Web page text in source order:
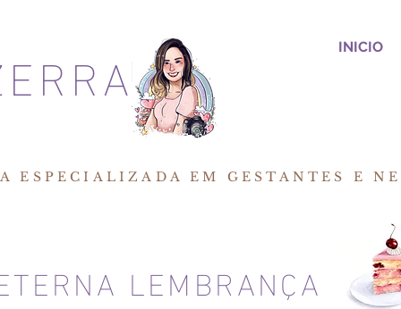
INICIO
ESPECIALIZADA EM GESTANTES E
LEMBRANÇA